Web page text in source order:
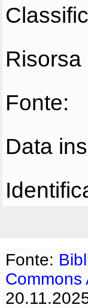
Risorsa
Fonte:
Data
Fonte:
Commons